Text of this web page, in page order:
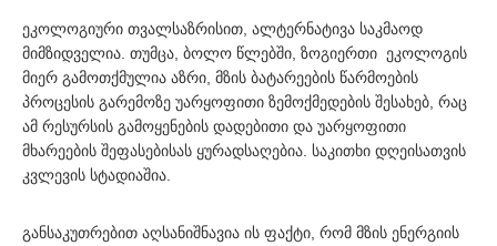
ეკოლოგიური თვალსაზრისით, ალტერნატივა საკმაოდ
მიმზიდველია. თუმცა, ბოლო წლებში, ზოგიერთი ეკოლოგის
მიერ გამოთქმულია აზრი, მზის ბატარეების წარმოების
პროცესის გარემოზე უარყოფითი ზემოქმედების შესახებ, რაც
ამ რესურსის გამოყენების დადებითი და უარყოფითი
მხარეების შეფასებისას ყურადსაღებია. საკითხი დღეისათვის
კვლევის სტადიაშია.
განსაკუთრებით აღსანიშნავია ის ფაქტი, რომ მზის ენერგიის